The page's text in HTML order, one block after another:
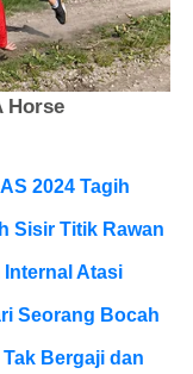
2024 Tagih
Sisir Titik Rawan
Atasi
Seorang Bocah
Bergaji dan